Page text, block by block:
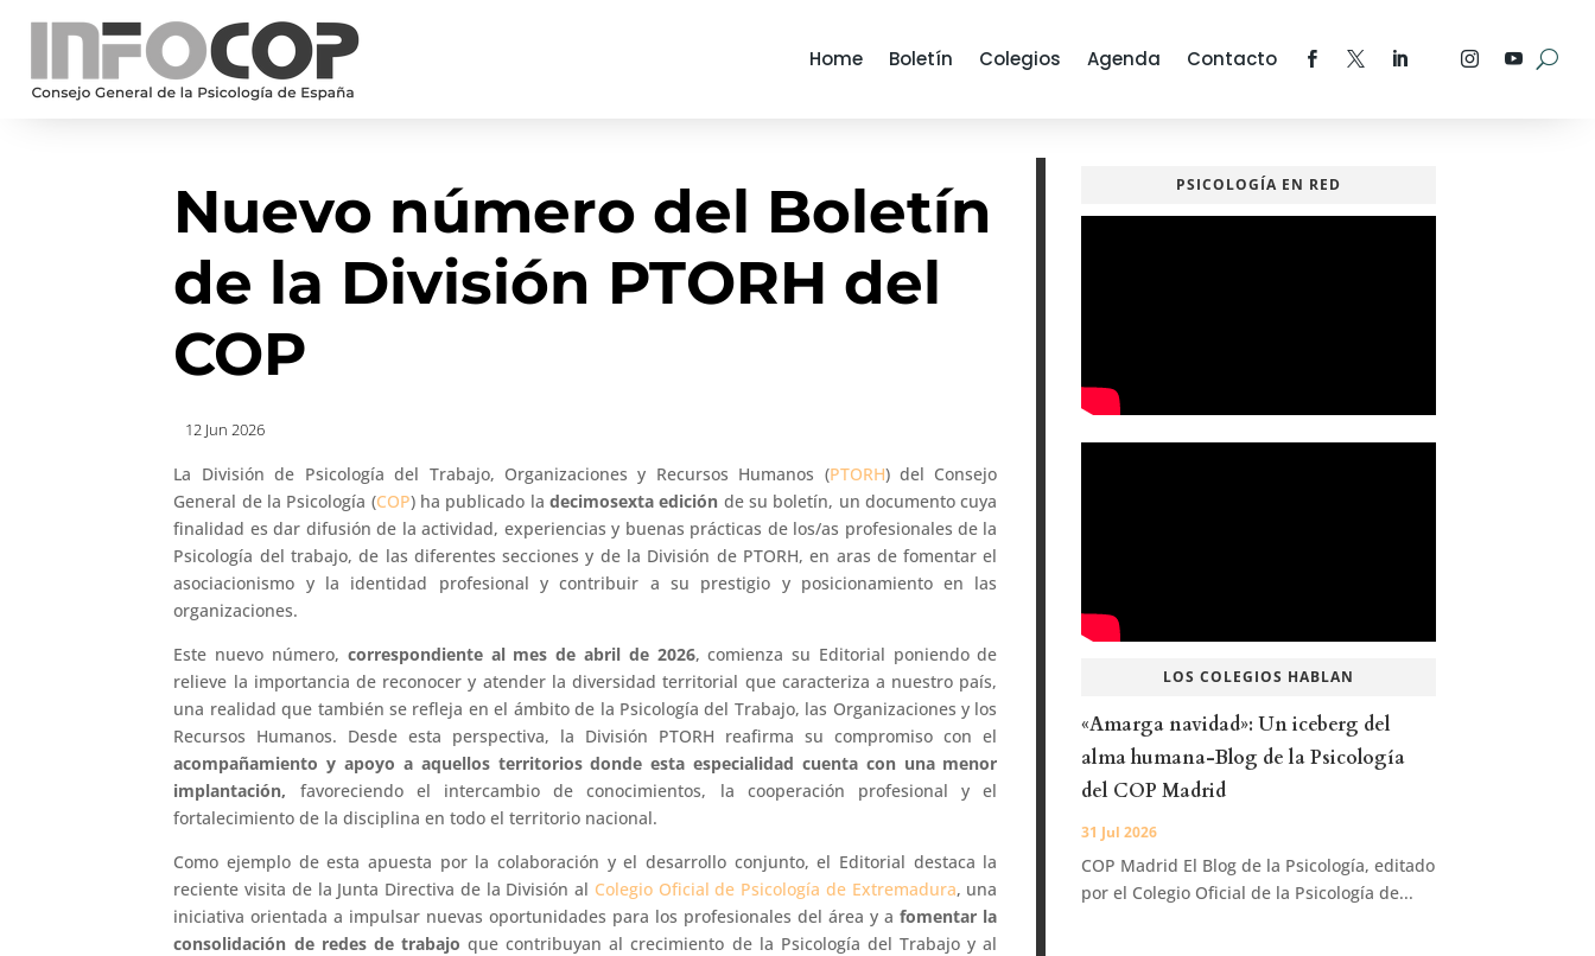
Home Boletín Colegios Agenda Contacto
Nuevo número del Boletín
de la División PTORH del
COP
12 Jun 2026
La División de Psicología del Trabajo, Organizaciones y Recursos Humanos (PTORH) del Consejo
General de la Psicología (COP) ha publicado ladecimosexta edición de su boletín, un documento cuya
finalidad es dar difusión de la actividad, experiencias y buenas prácticas de los/as profesionales de la
Psicología del trabajo, de las diferentes secciones y de la División de PTORH, en aras de fomentar el
asociacionismo y la identidad profesional y contribuir a su prestigio y posicionamiento en las
organizaciones.
Este nuevo número, correspondiente al mes de abril de 2026, comienza su Editorial poniendo de
relieve la importancia de reconocer y atender la diversidad territorial que caracteriza a nuestro país,
una realidad que también se refleja en el ámbito de la Psicología del Trabajo, las Organizaciones y los
Recursos Humanos. Desde esta perspectiva, la División PTORH reafirma su compromiso con el
acompañamiento y apoyo a aquellos territorios donde esta especialidad cuenta con una menor
implantación, favoreciendo el intercambio de conocimientos, la cooperación profesional y el
fortalecimiento de la disciplina en todo el territorio nacional.
Como ejemplo de esta apuesta por la colaboración y el desarrollo conjunto, el Editorial destaca la
reciente visita de la Junta Directiva de la División al Colegio Oficial de Psicología de Extremadura, una
iniciativa orientada a impulsar nuevas oportunidades para los profesionales del área y afomentar la
consolidación de redes de trabajo que contribuyan al crecimiento de la Psicología del Trabajo y al
PSICOLOGÍA EN RED
LOS COLEGIOS HABLAN
«Amarga navidad»: Un iceberg del
alma humana-Blog de la Psicología
del COP Madrid
31 Jul 2026
COP Madrid El Blog de la Psicología, editado
por el Colegio Oficial de la Psicología de...